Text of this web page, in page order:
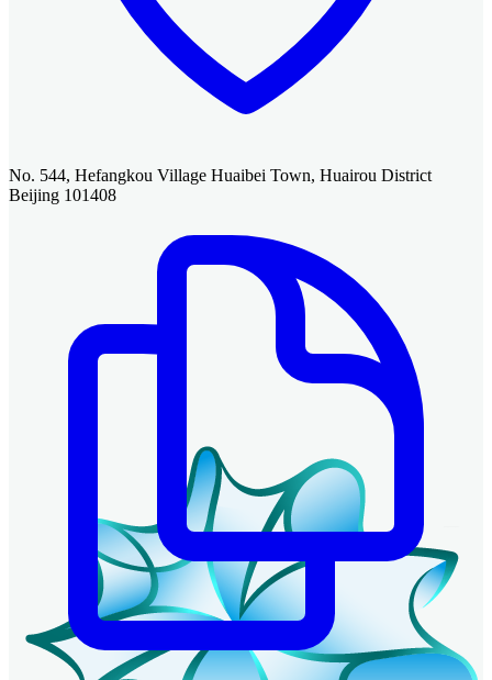
No. 544, Hefangkou Village Huaibei Town, Huairou District
Beijing 101408